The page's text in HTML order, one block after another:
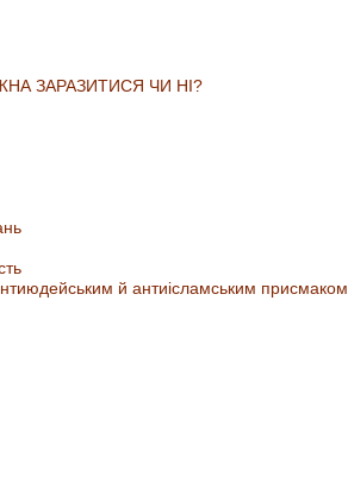
ЗАРАЗИТИСЯ ЧИ НІ?
й антиісламським присмаком